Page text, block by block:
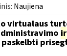
Naujiena
virtualaus
ir
paskelbti